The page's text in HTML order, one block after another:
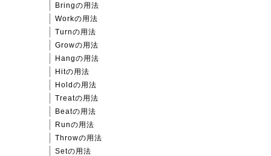
Bringの用法
Workの用法
Turnの用法
Growの用法
Hangの用法
Hitの用法
Holdの用法
Treatの用法
Beatの用法
Runの用法
Throwの用法
Setの用法